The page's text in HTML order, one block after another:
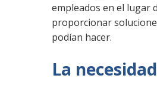
empleados en el lugar
proporcionar
podían hacer.
La necesidad